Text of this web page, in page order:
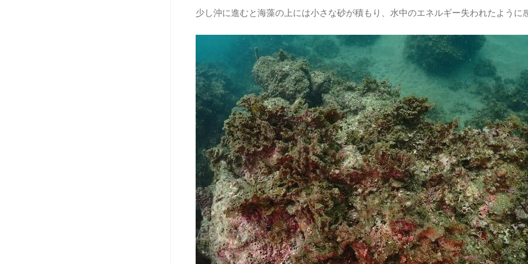
少し沖に進むと海藻の上には小さな砂が積もり、水中のエネルギー失われたように